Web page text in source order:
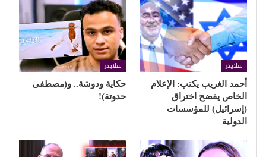
سلايدر
أحمد الغريب يكتب: الإعلام
الخاص يفضح اختراق
(إسرائيل) للمؤسسات
الدولية
سلايدر
حكاية ودوشة.. و(مصطفى
حدوتة)!